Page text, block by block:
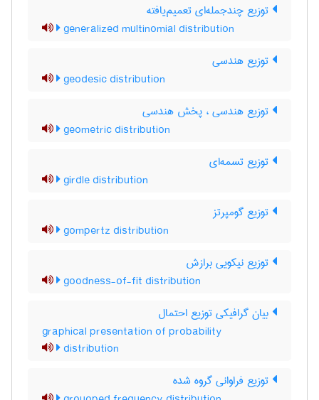
توزیع چندجمله‌ای تعمیم‌یافته
generalized multinomial distribution
توزیع هندسی
geodesic distribution
توزیع هندسی ، پخش هندسی
geometric distribution
توزیع تسمه‌ای
girdle distribution
توزیع گومپرتز
gompertz distribution
توزیع نیکویی برازش
goodness-of-fit distribution
بیان گرافیکی توزیع احتمال
graphical presentation of probability
distribution
توزیع فراوانی گروه شده